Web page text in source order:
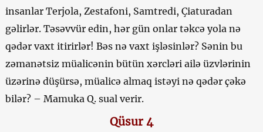
insanlar Terjola, Zestafoni, Samtredi, Çiaturadan
gəlirlər. Təsəvvür edin, hər gün onlar təkcə yola nə
qədər vaxt itirirlər! Bəs nə vaxt işləsinlər? Sənin bu
zəmanətsiz müalicənin bütün xərcləri ailə üzvlərinin
üzərinə düşürsə, müalicə almaq istəyi nə qədər çəkə
bilər? – Mamuka Q. sual verir.
Qüsur 4